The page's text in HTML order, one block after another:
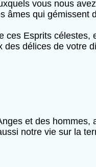
vous nous
âmes qui gémissent
ces Esprits célestes,
délices de votre
et des hommes,
notre vie sur la